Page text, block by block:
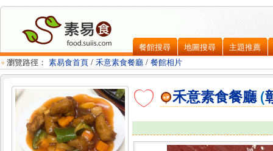
餐館搜尋 地圖搜尋
主題推薦
瀏覽路徑： 素易食首頁 / 禾意素食餐廳 / 餐館相片
禾意素食餐廳 (